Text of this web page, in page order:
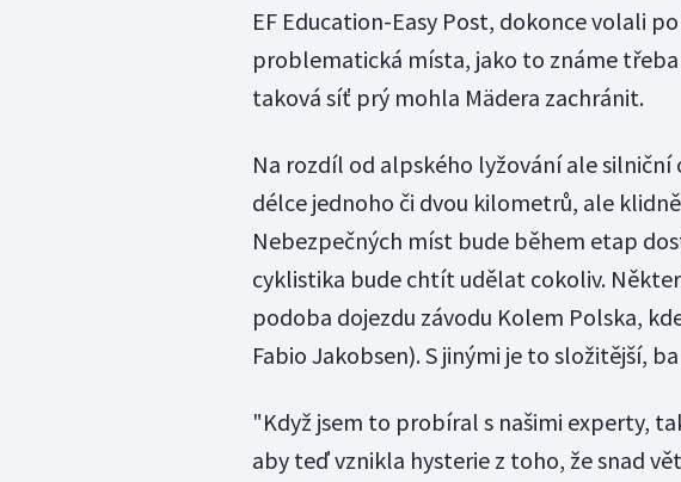
EF Education-Easy Post, dokonce volali
problematická místa, jako to známe
taková síť prý mohla Mädera zachránit.
Na rozdíl od alpského lyžování ale
délce jednoho či dvou kilometrů, ale
Nebezpečných míst bude během etap
cyklistika bude chtít udělat cokoliv.
podoba dojezdu závodu Kolem Polska,
Fabio Jakobsen). S jinými je to složitější,
"Když jsem to probíral s našimi experty,
aby teď vznikla hysterie z toho, že snad